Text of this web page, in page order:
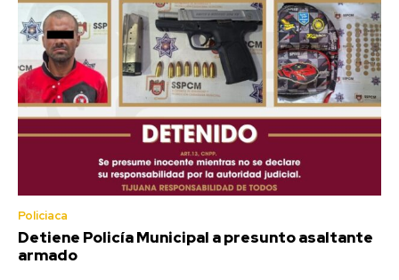
Policiaca
Detiene Policía Municipal a presunto asaltante
armado